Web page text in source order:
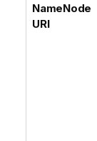
NameNode
URI